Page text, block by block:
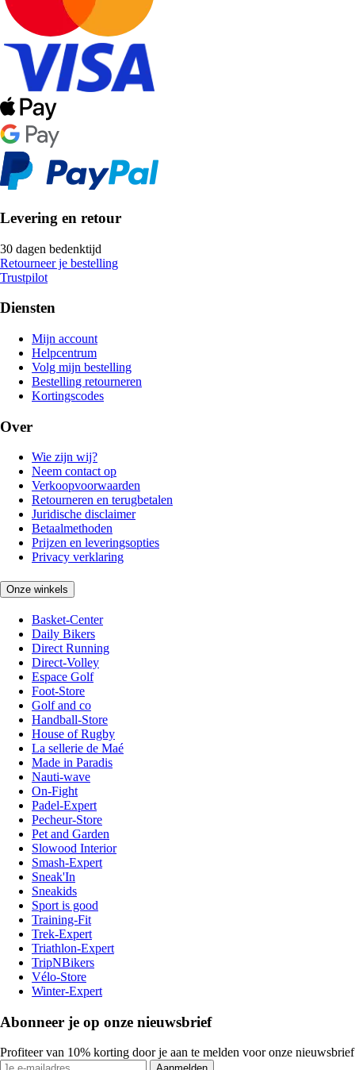
Levering en retour
30 dagen bedenktijd
Retourneer je bestelling
Trustpilot
Diensten
Mijn account
Helpcentrum
Volg mijn bestelling
Bestelling retourneren
Kortingscodes
Over
Wie zijn wij?
Neem contact op
Verkoopvoorwaarden
Retourneren en terugbetalen
Juridische disclaimer
Betaalmethoden
Prijzen en leveringsopties
Privacy verklaring
Onze winkels
Basket-Center
Daily Bikers
Direct Running
Direct-Volley
Espace Golf
Foot-Store
Golf and co
Handball-Store
House of Rugby
La sellerie de Maé
Made in Paradis
Nauti-wave
On-Fight
Padel-Expert
Pecheur-Store
Pet and Garden
Slowood Interior
Smash-Expert
Sneak'In
Sneakids
Sport is good
Training-Fit
Trek-Expert
Triathlon-Expert
TripNBikers
Vélo-Store
Winter-Expert
Abonneer je op onze nieuwsbrief
Profiteer van 10% korting door je aan te melden voor onze nieuwsbrief